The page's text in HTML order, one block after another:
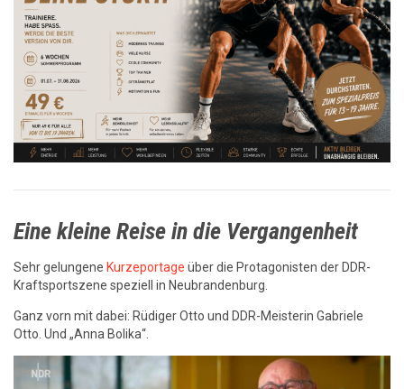
Eine kleine Reise in die Vergangenheit
Sehr gelungene Kurzeportage über die Protagonisten der DDR-
Kraftsportszene speziell in Neubrandenburg.
Ganz vorn mit dabei: Rüdiger Otto und DDR-Meisterin Gabriele
Otto. Und „Anna Bolika“.